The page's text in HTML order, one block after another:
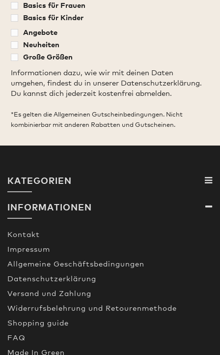
Basics für Frauen
Basics für Kinder
Angebote
Neuheiten
Große Größen
Informationen dazu, wie wir mit deinen Daten
umgehen, findest du in unserer Datenschutzerklärung.
Du kannst dich jederzeit kostenfrei abmelden.
*Es gelten die Allgemeinen Gutscheinbedingungen. Nicht
kombinierbar mit anderen Rabatten und Gutscheinen.
KATEGORIEN
INFORMATIONEN
Kontakt
Impressum
Allgemeine Geschäftsbedingungen
Datenschutzerklärung
Versand und Zahlung
Widerrufsbelehrung und Retourenmethode
Shopping guide
FAQ
Made In Green